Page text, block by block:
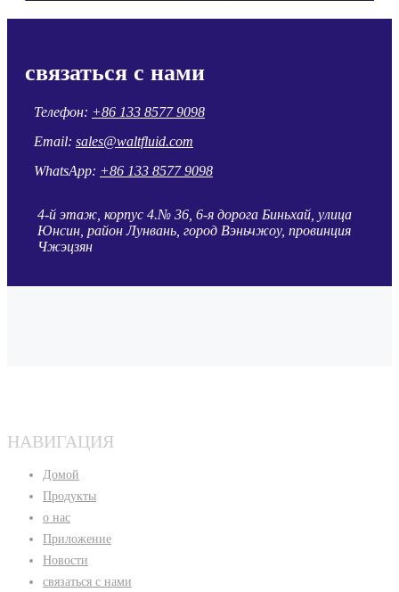
связаться с нами
Телефон: +86 133 8577 9098
Email: sales@waltfluid.com
WhatsApp: +86 133 8577 9098
4-й этаж, корпус 4.№ 36, 6-я дорога Биньхай, улица
Юнсин, район Лунвань, город Вэньчжоу, провинция
Чжэцзян
НАВИГАЦИЯ
Домой
Продукты
о нас
Приложение
Новости
связаться с нами